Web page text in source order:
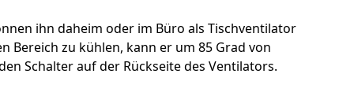
ihn daheim oder im Büro als Tischventilator
Bereich zu kühlen, kann er um 85 Grad von
Schalter auf der Rückseite des Ventilators.